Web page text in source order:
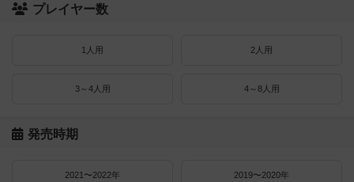
プレイヤー数
1人用 2人用
3～4人用 4～8人用
発売時期
2021〜2022年 2019〜2020年